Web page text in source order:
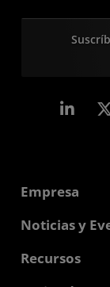
Empresa
Acerca de AMD
Carreras
Noticias y
Sala de prensa
Recursos